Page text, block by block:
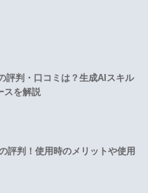
評判・口コミは？生成AIスキル
スを解説
評判！使用時のメリットや使用